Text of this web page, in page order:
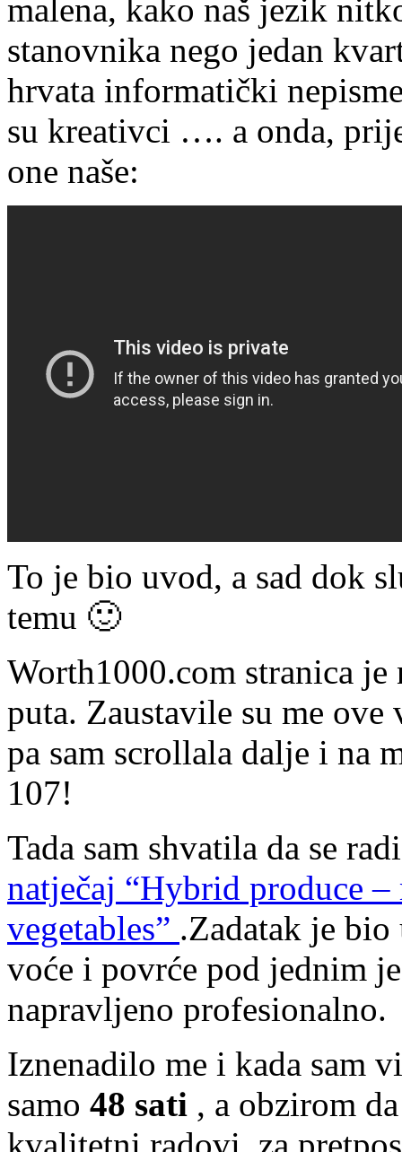
malena, kako naš jezik
stanovnika nego jedan
hrvata informatički
su kreativci …. a onda,
one naše:
To je bio uvod, a sad dok
temu 🙂
Worth1000.com stranica je
puta. Zaustavile su me
pa sam scrollala dalje i na
107!
Tada sam shvatila da se
natječaj “Hybrid produce
vegetables” .Zadatak je
voće i povrće pod jednim
napravljeno profesionalno.
Iznenadilo me i kada sam
samo 48 sati , a obzirom
kvalitetni radovi, za